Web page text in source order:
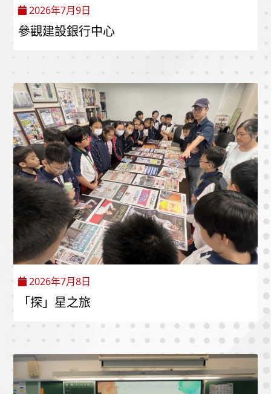
2026年7月9日
參觀建設銀行中心
2026年7月8日
「探」星之旅